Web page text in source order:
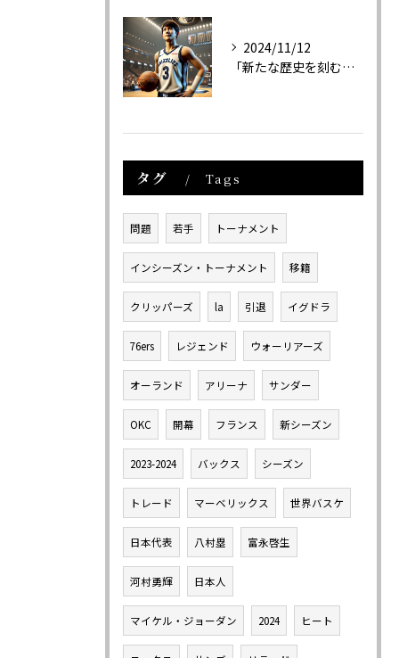
2024/11/12
「新たな歴史を刻む！河村勇輝と日本人選手たちのNBA挑戦と成功の軌跡」
タグ Tags
問題 若手 トーナメント
インシーズン・トーナメント 移籍
クリッパーズ la 引退 イグドラ
76ers レジェンド ウォーリアーズ
オーランド アリーナ サンダー
OKC 開幕 フランス 新シーズン
2023-2024 バックス シーズン
トレード マーベリックス 世界バスケ
日本代表 八村塁 富永啓生
河村勇輝 日本人
マイケル・ジョーダン 2024 ヒート